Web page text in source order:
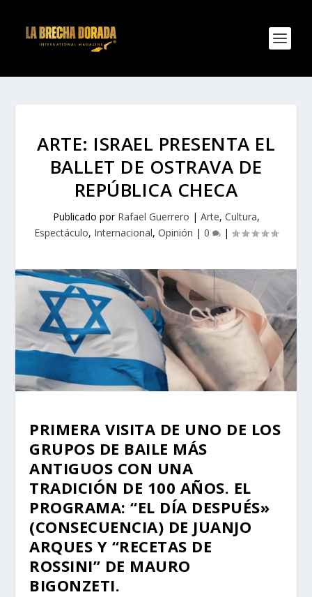
ARTE: ISRAEL PRESENTA EL
BALLET DE OSTRAVA DE
REPÚBLICA CHECA
Publicado por Rafael Guerrero | Arte, Cultura,
Espectáculo, Internacional, Opinión | 0 |
PRIMERA VISITA DE UNO DE LOS
GRUPOS DE BAILE MÁS
ANTIGUOS CON UNA
TRADICIÓN DE 100 AÑOS. EL
PROGRAMA: “EL DÍA DESPUÉS»
(CONSECUENCIA) DE JUANJO
ARQUES Y “RECETAS DE
ROSSINI” DE MAURO
BIGONZETI.